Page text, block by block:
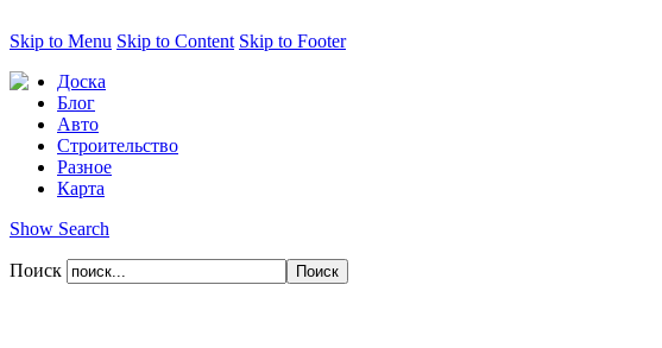
Skip to Menu Skip to Content Skip to Footer
Доска
Блог
Авто
Строительство
Разное
Карта
Show Search
Поиск